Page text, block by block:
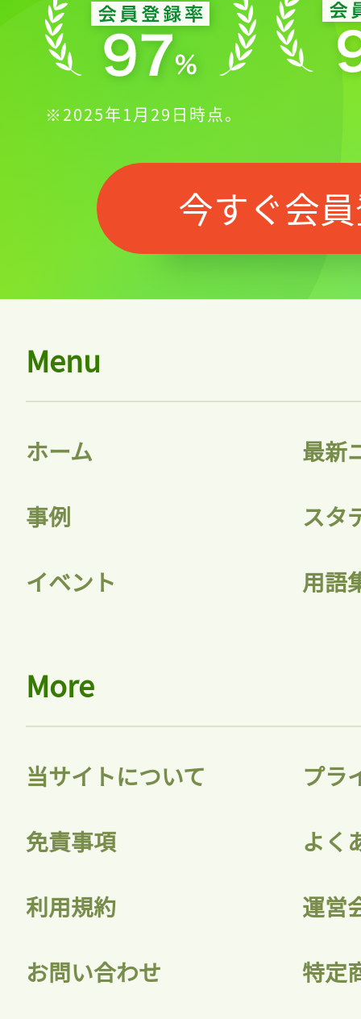
※2025年1月29日時点。
今すぐ会
Menu
ホーム 最新
事例 スタ
イベント 用語
More
当サイトについて プラ
免責事項 よく
利用規約 運営
お問い合わせ 特定